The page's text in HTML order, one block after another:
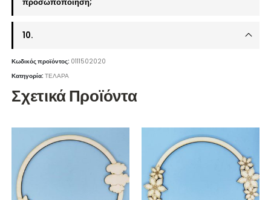
10.
Κωδικός προϊόντος: 0111502020
Κατηγορία:ΤΕΛΑΡΑ
Σχετικά Προϊόντα